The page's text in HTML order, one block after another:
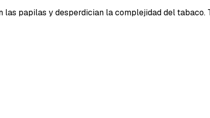
papilas y desperdician la complejidad del